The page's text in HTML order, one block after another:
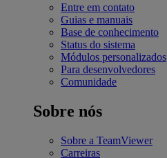
Entre em contato
Guias e manuais
Base de conhecimento
Status do sistema
Módulos personalizados
Para desenvolvedores
Comunidade
Sobre nós
Sobre a TeamViewer
Carreiras